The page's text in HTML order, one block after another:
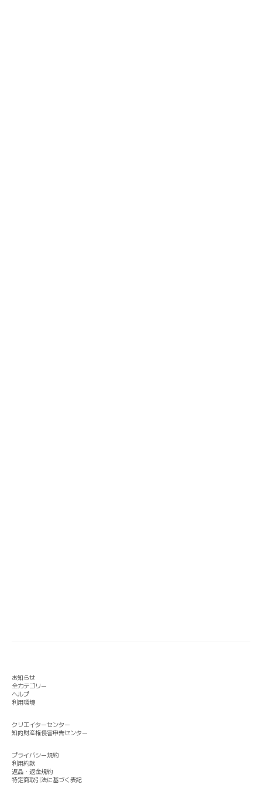
お知らせ
全カテゴリー
ヘルプ
利用環境
クリエイターセンター
知的財産権侵害申告センター
プライバシー規約
利用約款
返品・返金規約
特定商取引法に基づく表記